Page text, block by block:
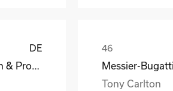
DE
Tony Carlton